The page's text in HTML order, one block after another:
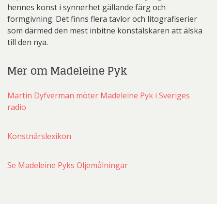
hennes konst i synnerhet gällande färg och
formgivning. Det finns flera tavlor och litografiserier
som därmed den mest inbitne konstälskaren att älska
till den nya.
Mer om Madeleine Pyk
Martin Dyfverman möter Madeleine Pyk i Sveriges
radio
Konstnärslexikon
Se Madeleine Pyks Oljemålningar